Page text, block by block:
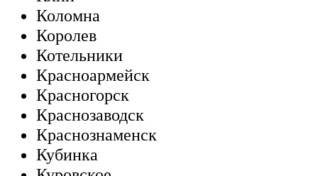
Коломна
Королев
Котельники
Красноармейск
Красногорск
Краснозаводск
Краснознаменск
Кубинка